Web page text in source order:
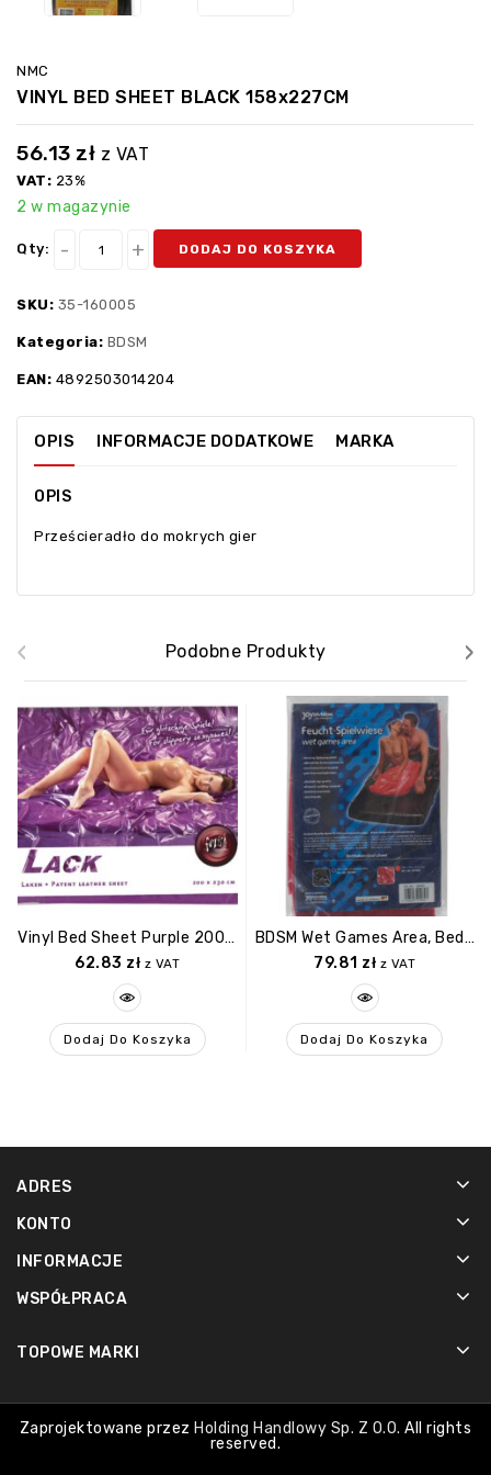
NMC
VINYL BED SHEET BLACK 158x227CM
56.13 zł z VAT
VAT: 23%
2 w magazynie
Qty: DODAJ DO KOSZYKA
SKU: 35-160005
Kategoria: BDSM
EAN: 4892503014204
OPIS INFORMACJE DODATKOWE MARKA
OPIS
Prześcieradło do mokrych gier
Podobne Produkty
Vinyl Bed Sheet Purple 200×230
62.83 zł z VAT
Dodaj Do Koszyka
BDSM Wet Games Area, Bed Sheet, 180 X 260 Cm, Red
79.81 zł z VAT
Dodaj Do Koszyka
‹ ›
ADRES
KONTO
INFORMACJE
WSPÓŁPRACA
TOPOWE MARKI
Zaprojektowane przez Holding Handlowy Sp. Z O.o.All rights
reserved.